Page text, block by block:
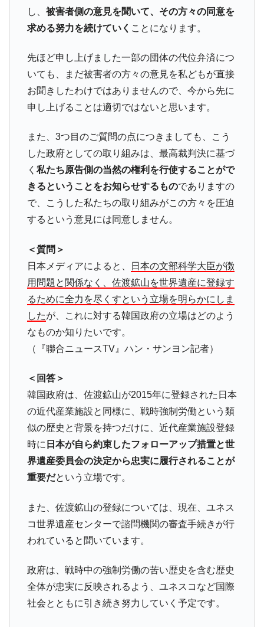
し、 被害者側の意見を聞いて、その方々の同意を
求める努力を続けていく ことになります。
先ほど申し上げました一部の団体の代位弁済につ
いても、まだ被害者の方々の意見を私どもが直接
お聞きしたわけではありませんので、今から先に
申し上げることは適切ではないと思います。
また、3つ目のご質問の点につきましても、こう
した政府としての取り組みは、最高裁判決に基づ
く 私たち原告側の当然の権利を行使することがで
きるということをお知らせするものでありますの
で、こうした私たちの取り組みがこの方々を圧迫
するという意見には同意しません。
＜質問＞
日本メディアによると、
日本の文部科学大臣が徴
用問題と関係なく、佐渡鉱山を世界遺産に登録す
るために全力を尽くすという立場を明らかにしま
したが、これに対する韓国政府の立場はどのよう
なものか知りたいです。
（『聯合ニュースTV』ハン・サンヨン記者）
＜回答＞
韓国政府は、佐渡鉱山が2015年に登録された日本
の近代産業施設と同様に、戦時強制労働という類
似の歴史と背景を持つだけに、近代産業施設登録
時に 日本が自ら約束したフォローアップ措置と世
界遺産委員会の決定から忠実に履行されることが
重要だという立場です。
また、佐渡鉱山の登録については、現在、ユネス
コ世界遺産センターで諮問機関の審査手続きが行
われていると聞いています。
政府は、戦時中の強制労働の苦い歴史を含む歴史
全体が忠実に反映されるよう、ユネスコなど国際
社会とともに引き続き努力していく予定です。